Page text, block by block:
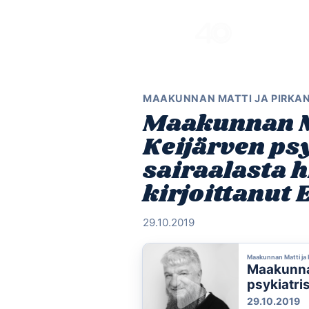
MAAKUNNAN MATTI JA
Maakunnan
Keijärven
sairaalasta
kirjoittanut
29.10.2019
Maakunnan Matti ja
29.10.2019